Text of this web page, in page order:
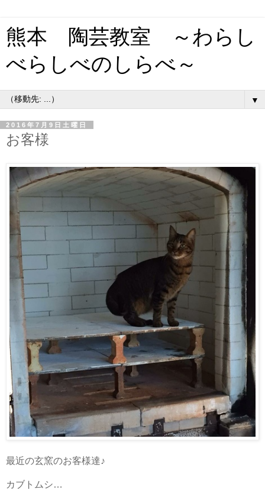
熊本 陶芸教室 ～わらし
べらしべのしらべ～
▼
2016年7月9日土曜日
お客様
最近の玄窯のお客様達♪
カブトムシ…